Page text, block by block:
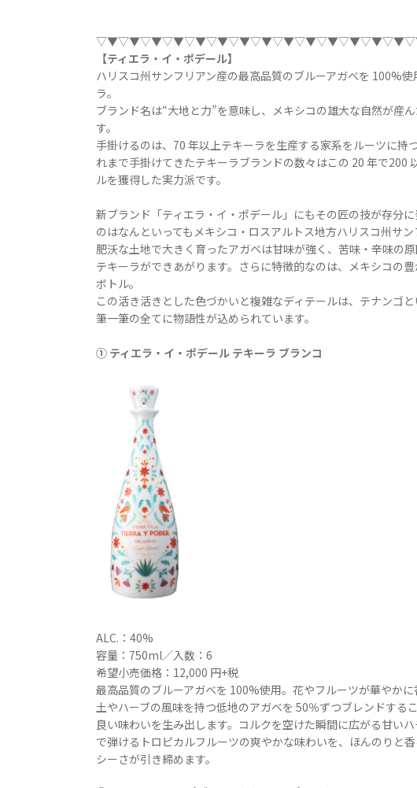
【ティエラ・イ・ポデール】
ハリスコ州サンフリアン産の最高品質のブルーアガベを 100%
ラ。
ブランド名は“大地と力”を意味し、メキシコの雄大な自然が産
す。
手掛けるのは、70 年以上テキーラを生産する家系をルーツに持
れまで手掛けてきたテキーラブランドの数々はこの 20 年で200
ルを獲得した実力派です。
新ブランド「ティエラ・イ・ポデール」にもその匠の技が存分
のはなんといってもメキシコ・ロスアルトス地方ハリスコ州サ
肥沃な土地で大きく育ったアガベは甘味が強く、苦味・辛味の
テキーラができあがります。さらに特徴的なのは、メキシコの
ボトル。
この活き活きとした色づかいと複雑なディテールは、テナンゴ
筆一筆の全てに物語性が込められています。
① ティエラ・イ・ポデール テキーラ ブランコ
ALC.：40%
容量：750ml／入数：6
希望小売価格：12,000 円+税
最高品質のブルーアガベを 100%使用。花やフルーツが華やかに
土やハーブの風味を持つ低地のアガベを 50％ずつブレンドする
良い味わいを生み出します。コルクを空けた瞬間に広がる甘い
で弾けるトロピカルフルーツの爽やかな味わいを、ほんのりと
シーさが引き締めます。